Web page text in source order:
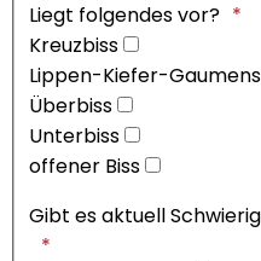
Liegt folgendes vor?
Kreuzbiss
Lippen-Kiefer-
Überbiss
Unterbiss
offener Biss
Gibt es aktuell